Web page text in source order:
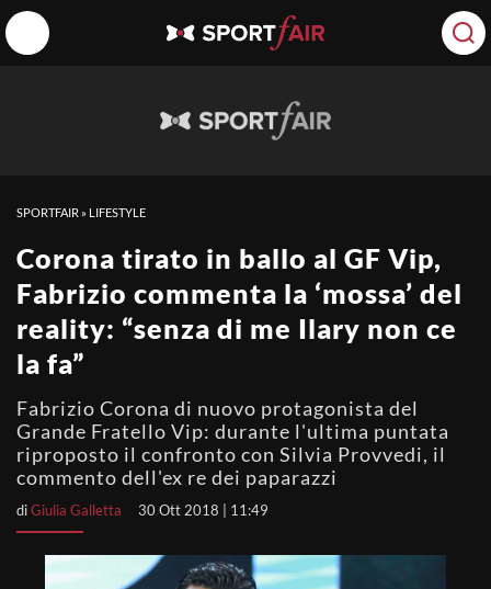
SPORTFAIR » LIFESTYLE
Corona tirato in ballo al GF Vip,
Fabrizio commenta la ‘mossa’ del
reality: “senza di me Ilary non ce
la fa”
Fabrizio Corona di nuovo protagonista del
Grande Fratello Vip: durante l'ultima puntata
riproposto il confronto con Silvia Provvedi, il
commento dell'ex re dei paparazzi
diGiulia Galletta 30 Ott 2018 | 11:49